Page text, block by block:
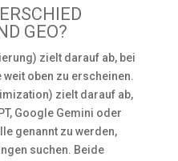
GEO?
zielt darauf ab, bei
oben zu erscheinen.
zielt darauf ab,
Google Gemini oder
genannt zu werden,
suchen. Beide